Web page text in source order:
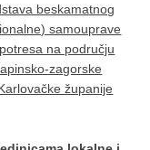
beskamatnog
samouprave
na području
zagorske
županije